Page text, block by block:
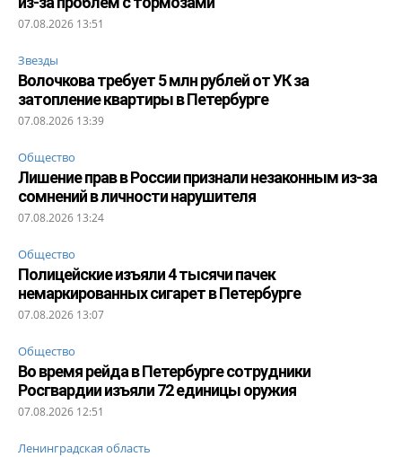
07.08.2026 13:51
Звезды
Волочкова требует 5 млн рублей от УК за
затопление квартиры в Петербурге
07.08.2026 13:39
Общество
Лишение прав в России признали незаконным из-за
сомнений в личности нарушителя
07.08.2026 13:24
Общество
Полицейские изъяли 4 тысячи пачек
немаркированных сигарет в Петербурге
07.08.2026 13:07
Общество
Во время рейда в Петербурге сотрудники
Росгвардии изъяли 72 единицы оружия
07.08.2026 12:51
Ленинградская область